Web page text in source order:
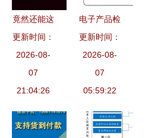
竟然还能这
样玩 联想
投影平板图
赏——当屏
幕不再受限
寸，重塑你
更新时间：
2026-08-
07
21:04:26
电子产品检
测仪器试验
方法与计算
机软硬件辅
助零售融合
更新时间：
2026-08-
07
05:59:22